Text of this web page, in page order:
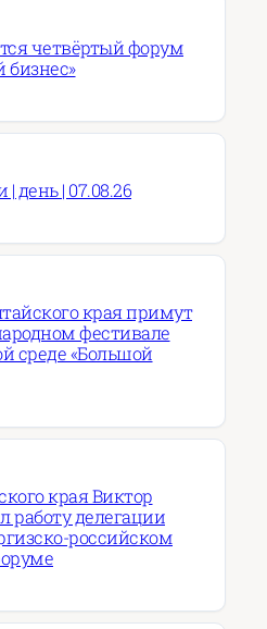
четвёртый форум
бизнес»
день | 07.08.26
края примут
фестивале
среде «Большой
края Виктор
работу делегации
российском